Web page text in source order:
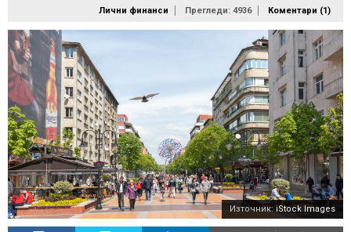
Лични финанси Прегледи: 4936 Коментари (1)
Източник: iStock Images